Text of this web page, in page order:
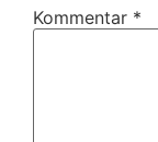
Kommentar *